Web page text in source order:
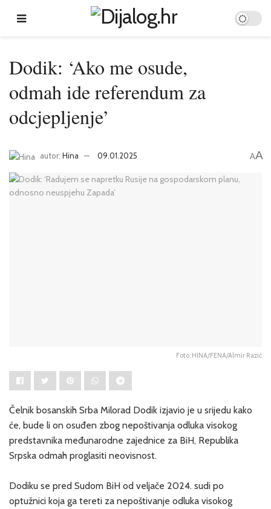
Dodik: ‘Ako me osude,
odmah ide referendum za
odcjepljenje’
autor: Hina 09.01.2025 AA
Foto: HINA/FENA/Almir Razić
Čelnik bosanskih Srba Milorad Dodik izjavio je u srijedu kako
će, bude li on osuđen zbog nepoštivanja odluka visokog
predstavnika međunarodne zajednice za BiH, Republika
Srpska odmah proglasiti neovisnost.
Dodiku se pred Sudom BiH od veljače 2024. sudi po
optužnici koja ga tereti za nepoštivanje odluka visokog